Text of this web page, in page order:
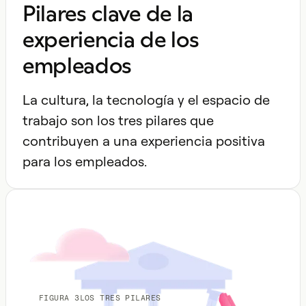
Pilares clave de la
experiencia de los
empleados
La cultura, la tecnología y el espacio de
trabajo son los tres pilares que
contribuyen a una experiencia positiva
para los empleados.
FIGURA 3LOS TRES PILARES